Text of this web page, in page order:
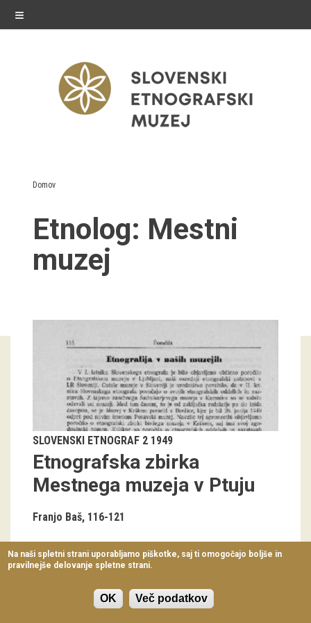
≡
razstave
Stalne razstave
Občasne razstave
Gostovanja
Razstavni projekti
Napovednik
Arhiv razstav
dogodki
Koledar dogodkov
Prireditve
Predavanja
Delavnice
Vodeni ogledi
Domov
Etnolog: Mestni
muzej
SLOVENSKI ETNOGRAF 2 1949
Etnografska zbirka
Mestnega muzeja v Ptuju
Franjo Baš 116-121
Na naši spletni strani uporabljamo piškotke, saj ti omogočajo boljše in
pravilnejše delovanje spletne strani.
OK Več podatkov